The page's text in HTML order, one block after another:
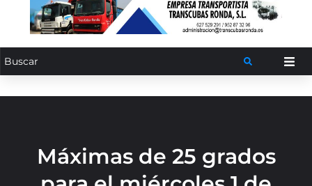
Máximas de 25 grados